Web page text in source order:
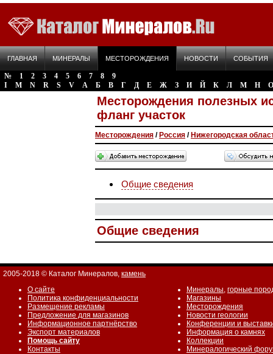
ГЛАВНАЯ МИНЕРАЛЫ МЕСТОРОЖДЕНИЯ НОВОСТИ СОБЫТИЯ
№ 1 2 3 4 5 6 7 8
9
I
M N R S V А Б В Г Д Е Ж З И Й К Л М Н О
Месторождения полезных
фланг участок
Месторождения / Россия / Нижегородская
Общие сведения
Общие сведения
2005-2018 © Каталог Минералов, камень
О сайте
Политика конфиденциальности
Размещение рекламы
Предложение для магазинов
Информационное партнёрство
Экспорт материалов
Помощь сайту
Контакты
Минералы, горные
Магазины
Месторождения
Новости геологии
Конференции и
Информация о камнях
Коллекции
Минералогический